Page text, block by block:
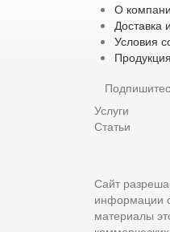
О
Доставка
Условия
Услуги
Статьи
Сайт
информации
материалы